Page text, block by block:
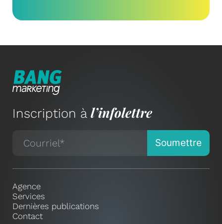
Inscription à l’infolettre
Agence
Services
Dernières publications
Contact